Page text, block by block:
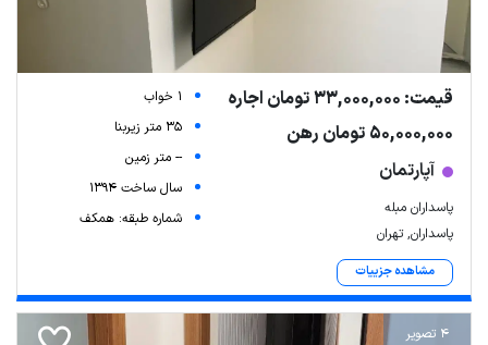
قیمت: 33,000,000 تومان اجاره
50,000,000 تومان رهن
آپارتمان
پاسداران مبله
پاسداران, تهران
مشاهده جزییات
1 خواب
35 متر زیربنا
-- متر زمین
سال ساخت 1394
شماره طبقه: همکف
4 تصویر